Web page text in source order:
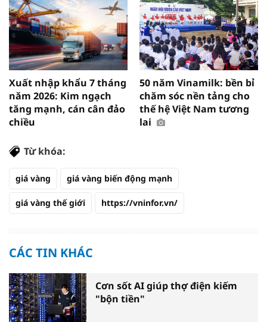
Xuất nhập khẩu 7 tháng
năm 2026: Kim ngạch
tăng mạnh, cán cân đảo
chiều
50 năm Vinamilk: bền bỉ
chăm sóc nền tảng cho
thế hệ Việt Nam tương
lai
Từ khóa:
giá vàng giá vàng biến động mạnh
giá vàng thế giới https://vninfor.vn/
CÁC TIN KHÁC
Cơn sốt AI giúp thợ điện kiếm
"bộn tiền"